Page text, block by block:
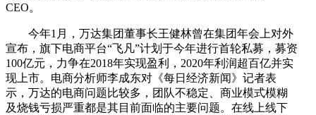
CEO。
今年1月，万达集团董事长王健林曾在集团年会上对外
宣布，旗下电商平台“飞凡”计划于今年进行首轮私募，募资
100亿元，力争在2018年实现盈利，2020年利润超百亿并实
现上市。电商分析师李成东对《每日经济新闻》记者表
示，万达的电商问题比较多，团队不稳定、商业模式模糊
及烧钱亏损严重都是其目前面临的主要问题。在线上线下